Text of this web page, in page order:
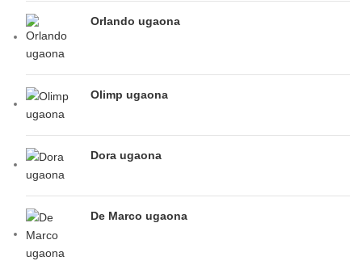
Orlando ugaona
Olimp ugaona
Dora ugaona
De Marco ugaona